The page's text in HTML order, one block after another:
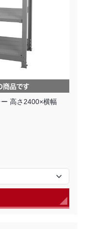
高さ2400×横幅